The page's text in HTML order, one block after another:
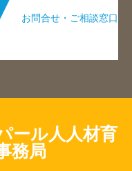
お問合せ・ご相談窓口​
ール人人材育
務局